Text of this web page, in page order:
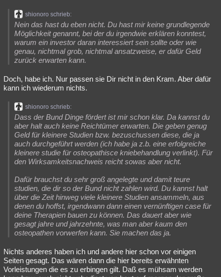
shionoro schrieb:
Nein das hast du eben nicht. Du hast mir keine grundlegende
Möglichkeit genannt, bei der du irgendwie erklären konntest,
warum ein investor daran interessiert sein sollte oder wie
genau, nichtmal grob, nichtmal ansatzweise, er dafür Geld
zurück erwarten kann.
Doch, habe ich. Nur passen sie Dir nicht in den Kram. Aber dafür
kann ich wiederum nichts.
shionoro schrieb:
Dass der Bund Dinge fördert ist mir schon klar. Da kannst du
aber halt auch keine Reichtümer erwarten. Die geben genug
Geld für kleinere Studien bzw. bezuschussen diese, die ja
auch durchgeführt werden (ich habe ja z.b. eine erfolgreiche
kleinere studie für osteopathisce kniebehandlung verlinkt). Für
den Wirksamkeitsnachweis reicht sowas aber nicht.
Dafür brauchst du sehr groß angelegte und damit teure
studien, die dir so der Bund nicht zahlen wird. Du kannst halt
über die Zeit hinweg viele kleinere Studien ansammeln, aus
denen du hoffst, irgendwann dann einen vernünftigen case für
deine Therapien bauen zu können. Das dauert aber wie
gesagt jahre und jahrzehnte, was man aber kaum den
osteopathen vorwerfen kann. Sie machen das ja.
Nichts anderes haben ich und andere hier schon vor einigen
Seiten gesagt. Das wären dann die hier bereits erwähnten
Vorleistungen die es zu erbingen gilt. Daß es mühsam werden